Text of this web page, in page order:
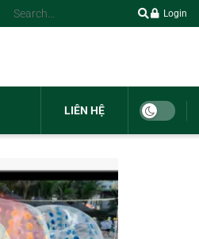
Login
LIÊN HỆ